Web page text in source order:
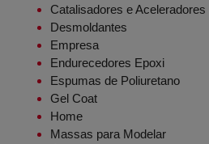
Catalisadores e Aceleradores
Desmoldantes
Empresa
Endurecedores Epoxi
Espumas de Poliuretano
Gel Coat
Home
Massas para Modelar